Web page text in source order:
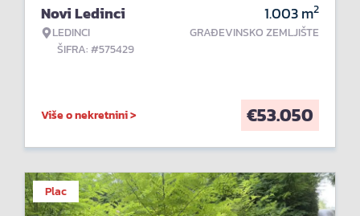
Novi Ledinci
LEDINCI
ŠIFRA: #575429
1.003m2
GRAĐEVINSKO ZEMLJIŠTE
Više o nekretnini > €53.050
Plac